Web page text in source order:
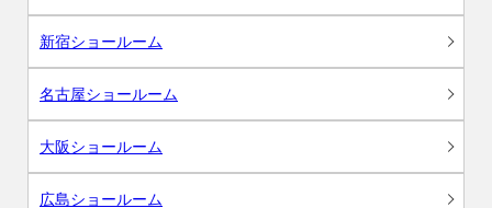
新宿ショールーム
名古屋ショールーム
大阪ショールーム
広島ショールーム